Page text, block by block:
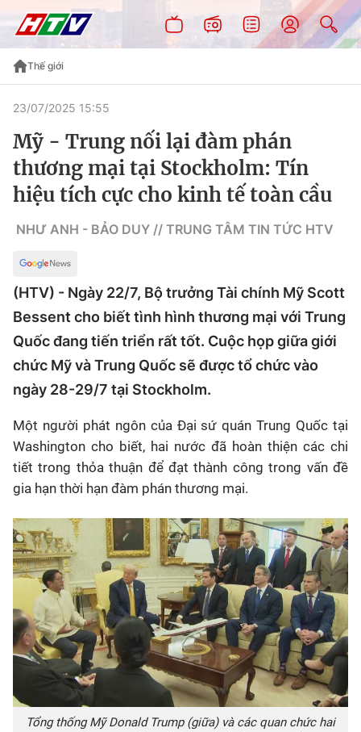
Thế giới
23/07/2025 15:55
Mỹ - Trung nối lại đàm phán
thương mại tại Stockholm: Tín
hiệu tích cực cho kinh tế toàn cầu
NHƯ ANH - BẢO DUY // TRUNG TÂM TIN TỨC HTV
(HTV) - Ngày 22/7, Bộ trưởng Tài chính Mỹ Scott
Bessent cho biết tình hình thương mại với Trung
Quốc đang tiến triển rất tốt. Cuộc họp giữa giới
chức Mỹ và Trung Quốc sẽ được tổ chức vào
ngày 28-29/7 tại Stockholm.
Một người phát ngôn của Đại sứ quán Trung Quốc tại
Washington cho biết, hai nước đã hoàn thiện các chi
tiết trong thỏa thuận để đạt thành công trong vấn đề
gia hạn thời hạn đàm phán thương mại.
Tổng thống Mỹ Donald Trump (giữa) và các quan chức hai